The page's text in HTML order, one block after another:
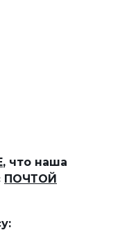
, что наша
ПОЧТОЙ